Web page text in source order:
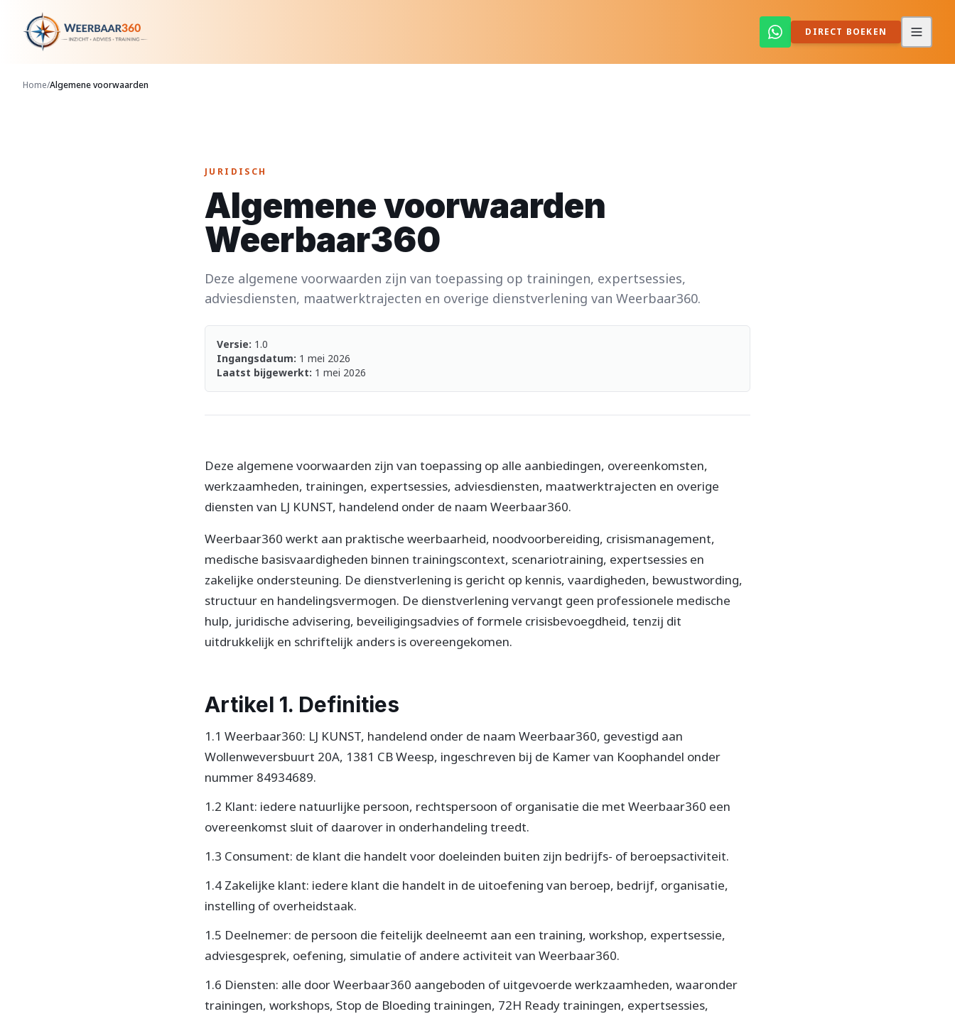
DIRECT BOEKEN
Home/Algemene voorwaarden
JURIDISCH
Algemene voorwaarden
Weerbaar360
Deze algemene voorwaarden zijn van toepassing op trainingen, expertsessies,
adviesdiensten, maatwerktrajecten en overige dienstverlening van Weerbaar360.
Versie: 1.0
Ingangsdatum: 1 mei 2026
Laatst bijgewerkt: 1 mei 2026
Deze algemene voorwaarden zijn van toepassing op alle aanbiedingen, overeenkomsten,
werkzaamheden, trainingen, expertsessies, adviesdiensten, maatwerktrajecten en overige
diensten van LJ KUNST, handelend onder de naam Weerbaar360.
Weerbaar360 werkt aan praktische weerbaarheid, noodvoorbereiding, crisismanagement,
medische basisvaardigheden binnen trainingscontext, scenariotraining, expertsessies en
zakelijke ondersteuning. De dienstverlening is gericht op kennis, vaardigheden, bewustwording,
structuur en handelingsvermogen. De dienstverlening vervangt geen professionele medische
hulp, juridische advisering, beveiligingsadvies of formele crisisbevoegdheid, tenzij dit
uitdrukkelijk en schriftelijk anders is overeengekomen.
Artikel 1. Definities
1.1 Weerbaar360: LJ KUNST, handelend onder de naam Weerbaar360, gevestigd aan
Wollenweversbuurt 20A, 1381 CB Weesp, ingeschreven bij de Kamer van Koophandel onder
nummer 84934689.
1.2 Klant: iedere natuurlijke persoon, rechtspersoon of organisatie die met Weerbaar360 een
overeenkomst sluit of daarover in onderhandeling treedt.
1.3 Consument: de klant die handelt voor doeleinden buiten zijn bedrijfs- of beroepsactiviteit.
1.4 Zakelijke klant: iedere klant die handelt in de uitoefening van beroep, bedrijf, organisatie,
instelling of overheidstaak.
1.5 Deelnemer: de persoon die feitelijk deelneemt aan een training, workshop, expertsessie,
adviesgesprek, oefening, simulatie of andere activiteit van Weerbaar360.
1.6 Diensten: alle door Weerbaar360 aangeboden of uitgevoerde werkzaamheden, waaronder
trainingen, workshops, Stop de Bloeding trainingen, 72H Ready trainingen, expertsessies,